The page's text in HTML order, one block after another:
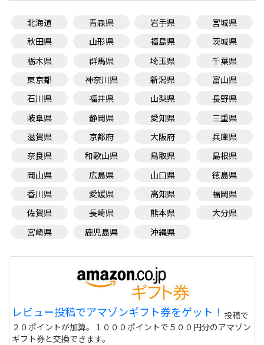
北海道 青森県 岩手県
宮城県
秋田県
山形県 福島県
茨城県
栃木県
群馬県 埼玉県
千葉県
東京都
神奈川県 新潟県
富山県
石川県
福井県 山梨県
長野県
岐阜県
静岡県 愛知県
三重県
滋賀県
京都府 大阪府
兵庫県
奈良県
和歌山県 鳥取県
島根県
岡山県
広島県 山口県
徳島県
香川県
愛媛県 高知県
福岡県
佐賀県
長崎県 熊本県
大分県
宮崎県
鹿児島県 沖縄県
レビュー投稿でアマゾンギフト券をゲット！ 投稿で
２０ポイントが加算。１０００ポイントで５００円分のアマゾン
ギフト券と交換できます。